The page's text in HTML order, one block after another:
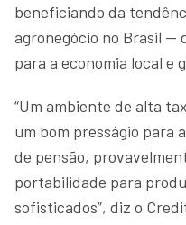
beneficiando da
agronegócio no Brasil —
para a economia local e
“Um ambiente de alta
um bom presságio para
de pensão,
portabilidade para
sofisticados”, diz o